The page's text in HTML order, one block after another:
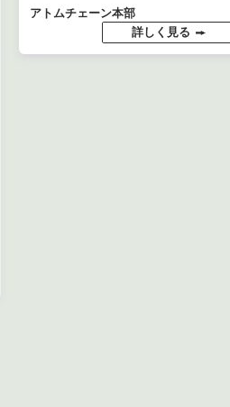
アトムチェーン本部
詳しく見る